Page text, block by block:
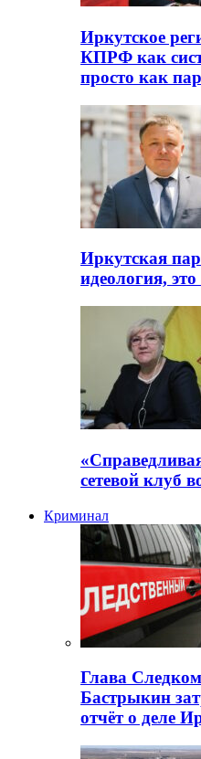
Иркутское
КПРФ как
просто как
Иркутская
идеология,
сетевой клуб
Криминал
Глава
Бастрыкин
отчёт о деле